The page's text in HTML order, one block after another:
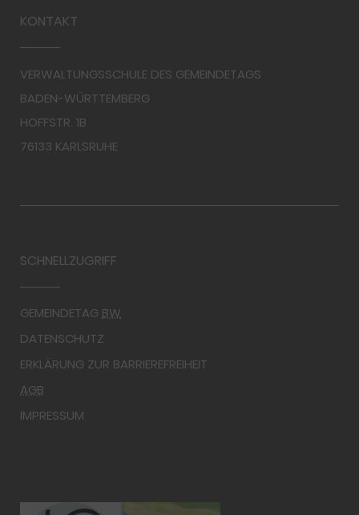
KONTAKT
VERWALTUNGSSCHULE DES GEMEINDETAGS
BADEN-WÜRTTEMBERG
HOFFSTR. 1B
76133 KARLSRUHE
SCHNELLZUGRIFF
GEMEINDETAG BW
DATENSCHUTZ
ERKLÄRUNG ZUR BARRIEREFREIHEIT
AGB
IMPRESSUM